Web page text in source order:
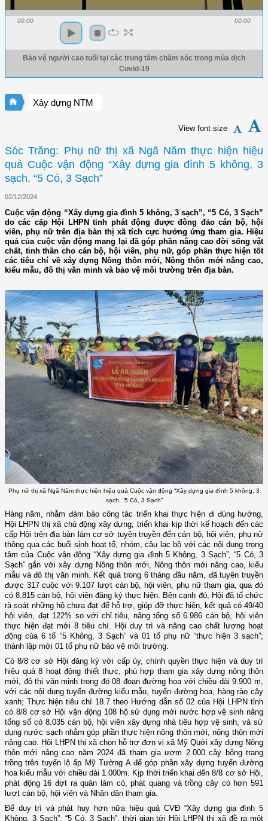
00:00 00:00
Bảo vệ người cao tuổi tại các trung tâm chăm sóc trong mùa dịch
Covid-19
Xây dựng NTM
View font size
Sóc Trăng: Phụ nữ thị xã Ngã Năm thực hiện hiệu
quả Cuộc vận động “Xây dựng gia đình 5 không, 3
sạch, “5 Có, 3 Sạch”
02/12/2024
Cuộc vận động “Xây dựng gia đình 5 không, 3 sạch”, “5 Có, 3 Sạch”
do các cấp Hội LHPN tỉnh phát động được đông đảo cán bộ, hội
viên, phụ nữ trên địa bàn thị xã tích cực hưởng ứng tham gia. Hiệu
quả của cuộc vận động mang lại đã góp phần nâng cao đời sống vật
chất, tinh thần cho cán bộ, hội viên, phụ nữ, góp phần thực hiện tốt
các tiêu chí về xây dựng Nông thôn mới, Nông thôn mới nâng cao,
kiểu mẫu, đô thị văn minh và bảo vệ môi trường trên địa bàn.
Phụ nữ thị xã Ngã Năm thực hiện hiệu quả Cuộc vận động “Xây dựng gia đình 5 không, 3
sạch, “5 Có, 3 Sạch”
Hàng năm, nhằm đảm bảo công tác triển khai thực hiện đi đúng hướng,
Hội LHPN thị xã chủ động xây dựng, triển khai kịp thời kế hoạch đến các
cấp Hội trên địa bàn làm cơ sở tuyên truyền đến cán bộ, hội viên, phụ nữ
thông qua các buổi sinh hoạt tổ, nhóm, câu lạc bộ với các nội dung trọng
tâm của Cuộc vận động “Xây dựng gia đình 5 Không, 3 Sạch”, “5 Có, 3
Sạch” gắn với xây dựng Nông thôn mới, Nông thôn mới nâng cao, kiểu
mẫu và đô thị văn minh. Kết quả trong 6 tháng đầu năm, đã tuyên truyền
được 317 cuộc với 9.107 lượt cán bộ, hội viên, phụ nữ tham gia, qua đó
có 8.815 cán bộ, hội viên đăng ký thực hiện. Bên cạnh đó, Hội đã tổ chức
rà soát những hộ chưa đạt để hỗ trợ, giúp đỡ thực hiện, kết quả có 49/40
hội viên, đạt 122% so với chỉ tiêu, nâng tổng số 6.986 cán bộ, hội viên
thực hiện đạt mới 8 tiêu chí. Hội duy trì và nâng cao chất lượng hoạt
động của 6 tổ “5 Không, 3 Sạch” và 01 tổ phụ nữ “thực hiện 3 sạch”;
thành lập mới 01 tổ phụ nữ bảo vệ môi trường.
Có 8/8 cơ sở Hội đăng ký với cấp ủy, chính quyền thực hiện và duy trì
hiệu quả 8 hoạt động thiết thực, phù hợp tham gia xây dựng nông thôn
mới, đô thị văn minh trong đó 08 đoạn đường hoa với chiều dài 9.900 m,
với các nội dung tuyến đường kiểu mẫu, tuyến đường hoa, hàng rào cây
xanh; Thực hiện tiêu chí 18.7 theo Hướng dẫn số 02 của Hội LHPN tỉnh
có 8/8 cơ sở Hội vận động 108 hộ sử dụng mới nước hợp vệ sinh nâng
tổng số có 8.035 cán bộ, hội viên xây dựng nhà tiêu hợp vệ sinh, và sử
dụng nước sạch nhằm góp phần thực hiện nông thôn mới, nông thôn mới
nâng cao. Hội LHPN thị xã chọn hỗ trợ đơn vị xã Mỹ Quới xây dựng Nông
thôn mới nâng cao năm 2024 đã tham gia ươm 2.000 cây bông trang
trồng trên tuyến lộ ấp Mỹ Tường A để góp phần xây dựng tuyến đường
hoa kiểu mẫu với chiều dài 1.000m. Kịp thời triển khai đến 8/8 cơ sở Hội,
phát động 16 đợt ra quân làm cỏ, phát quang và trồng cây có hơn 591
lượt cán bộ, hội viên và Nhân dân tham gia.
Ðể duy trì và phát huy hơn nữa hiệu quả CVĐ “Xây dựng gia đình 5
Không, 3 Sạch”; “5 Có, 3 Sạch”, thời gian tới Hội LHPN thị xã đề ra một